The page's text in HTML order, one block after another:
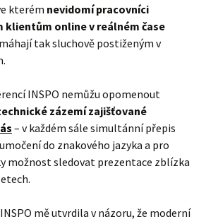
kterém nevidomí pracovníci
klientům online v reálném čase
tak sluchově postiženým v
INSPO nemůžu opomenout
zázemí zajišťované
– v každém sále simultánní přepis
do znakového jazyka a pro
možnost sledovat prezentace zblízka
mě utvrdila v názoru, že moderní